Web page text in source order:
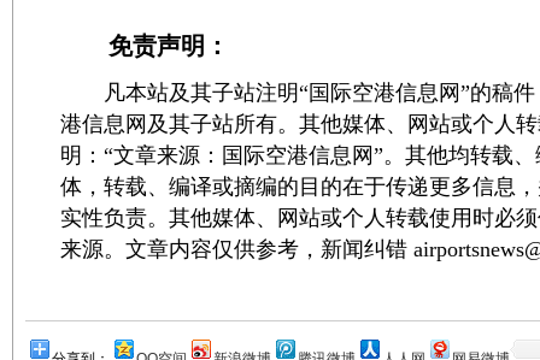
免责声明：
凡本站及其子站注明“国际空港信息网”的稿件
港信息网及其子站所有。其他媒体、网站或个人
明：“文章来源：国际空港信息网”。其他均转载
体，转载、编译或摘编的目的在于传递更多信息
实性负责。其他媒体、网站或个人转载使用时必
来源。文章内容仅供参考，新闻纠错